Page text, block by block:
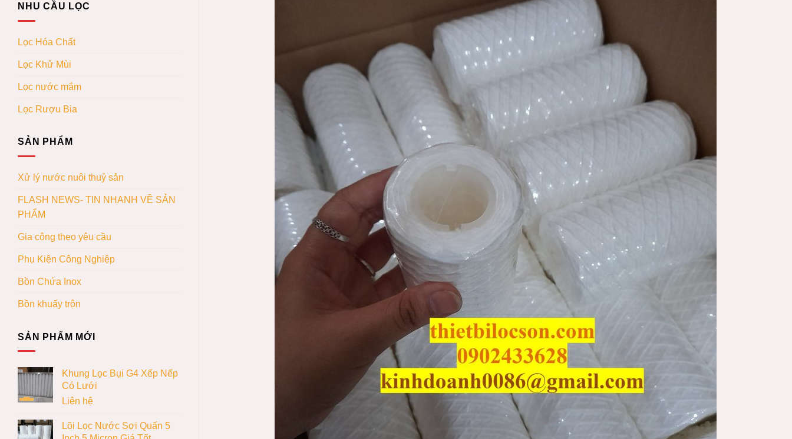
NHU CẦU LỌC
Lọc Hóa Chất
Lọc Khử Mùi
Lọc nước mắm
Lọc Rượu Bia
SẢN PHẨM
Xử lý nước nuôi thuỷ sản
FLASH NEWS- TIN NHANH VỀ SẢN
PHẨM
Gia công theo yêu cầu
Phụ Kiện Công Nghiệp
Bồn Chứa Inox
Bồn khuấy trộn
SẢN PHẨM MỚI
Khung Lọc Bụi G4 Xếp Nếp
Có Lưới
Liên hệ
Lõi Lọc Nước Sợi Quấn 5